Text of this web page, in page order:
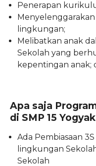
Penerapan
lingkungan;
Melibatkan anak
Sekolah yang
kepentingan anak;
Apa saja
di SMP 15
Ada Pembiasaan
lingkungan
Sekolah